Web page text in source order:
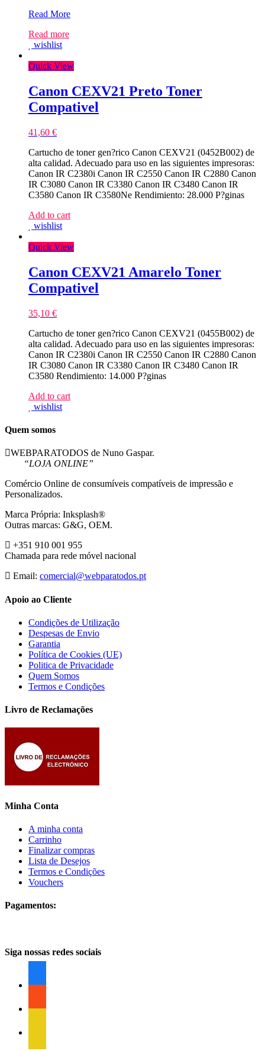
Canon
Magenta
Toner
–
Read More
Read more
wishlist
Quick View
Canon CEXV21 Preto Toner
Compativel
41,60 €
Cartucho de toner gen?rico Canon CEXV21 (0452B002) de
alta calidad. Adecuado para uso en las siguientes impresoras:
Canon IR C2380i Canon IR C2550 Canon IR C2880 Canon
IR C3080 Canon IR C3380 Canon IR C3480 Canon IR
C3580 Canon IR C3580Ne Rendimiento: 28.000 P?ginas
Add to cart
wishlist
Quick View
Canon CEXV21 Amarelo Toner
Compativel
35,10 €
Cartucho de toner gen?rico Canon CEXV21 (0455B002) de
alta calidad. Adecuado para uso en las siguientes impresoras:
Canon IR C2380i Canon IR C2550 Canon IR C2880 Canon
IR C3080 Canon IR C3380 Canon IR C3480 Canon IR
C3580 Rendimiento: 14.000 P?ginas
Add to cart
wishlist
Quem somos
WEBPARATODOS de Nuno Gaspar.
“LOJA ONLINE”
Comércio Online de consumíveis compatíveis de impressão e
Personalizados.
Marca Própria: Inksplash®
Outras marcas: G&G, OEM.
+351 910 001 955
Chamada para rede móvel nacional
Email: comercial@webparatodos.pt
Apoio ao Cliente
Condições de Utilização
Despesas de Envio
Garantia
Política de Cookies (UE)
Politica de Privacidade
Quem Somos
Termos e Condições
Livro de Reclamações
Minha Conta
A minha conta
Carrinho
Finalizar compras
Lista de Desejos
Termos e Condições
Vouchers
Pagamentos:
Siga nossas redes sociais